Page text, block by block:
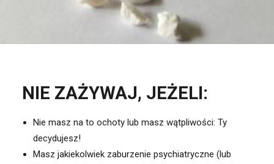
NIE ZAŻYWAJ, JEŻELI:
Nie masz na to ochoty lub masz wątpliwości: Ty
decydujesz!
Masz jakiekolwiek zaburzenie psychiatryczne (lub